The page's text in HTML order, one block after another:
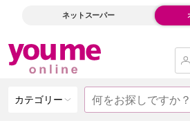
ネットスーパー
カテゴリー